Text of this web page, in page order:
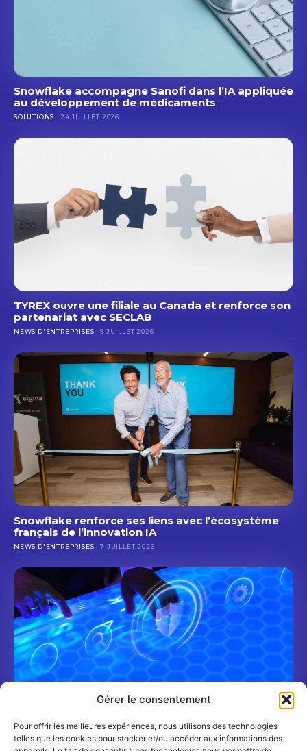
Gérer le consentement
Pour offrir les meilleures expériences, nous utilisons des technologies
telles que les cookies pour stocker et/ou accéder aux informations des
Snowflake accompagne Sanofi dans l’IA appliquée
au développement de médicaments
SOLUTIONS 24 JUILLET 2026
TYREX ouvre une filiale au Canada et renforce son
partenariat avec SECLAB
NEWS D'ENTREPRISES 9 JUILLET 2026
Snowflake renforce ses liens avec l’écosystème
français de l’innovation IA
NEWS D'ENTREPRISES 7 JUILLET 2026
Shadow AI : un nouveau risque cyber pour les
banques et les assureurs